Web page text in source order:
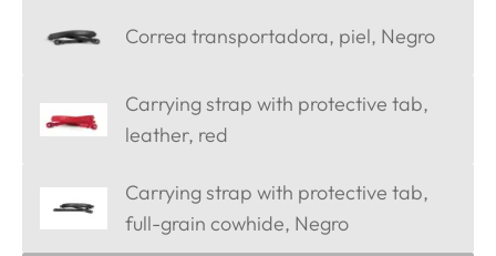
Correa transportadora, piel, Negro
Carrying strap with protective tab,
leather, red
Carrying strap with protective tab,
full-grain cowhide, Negro